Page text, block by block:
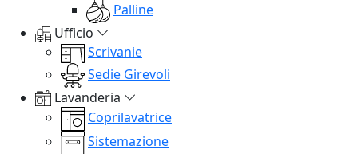
Palline
Ufficio
Scrivanie
Sedie Girevoli
Lavanderia
Coprilavatrice
Sistemazione